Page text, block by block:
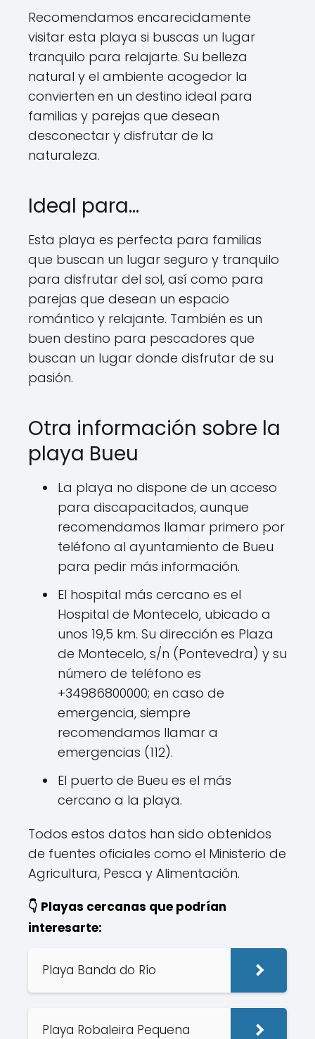
Recomendamos encarecidamente
visitar esta playa si buscas un lugar
tranquilo para relajarte. Su belleza
natural y el ambiente acogedor la
convierten en un destino ideal para
familias y parejas que desean
desconectar y disfrutar de la
naturaleza.
Ideal para…
Esta playa es perfecta para familias
que buscan un lugar seguro y tranquilo
para disfrutar del sol, así como para
parejas que desean un espacio
romántico y relajante. También es un
buen destino para pescadores que
buscan un lugar donde disfrutar de su
pasión.
Otra información sobre la
playa Bueu
La playa no dispone de un acceso
para discapacitados, aunque
recomendamos llamar primero por
teléfono al ayuntamiento de Bueu
para pedir más información.
El hospital más cercano es el
Hospital de Montecelo, ubicado a
unos 19,5 km. Su dirección es Plaza
de Montecelo, s/n (Pontevedra) y su
número de teléfono es
+34986800000; en caso de
emergencia, siempre
recomendamos llamar a
emergencias (112).
El puerto de Bueu es el más
cercano a la playa.
Todos estos datos han sido obtenidos
de fuentes oficiales como el Ministerio de
Agricultura, Pesca y Alimentación.
👇 Playas cercanas que podrían
interesarte:
Playa Banda do Río
Playa Robaleira Pequena